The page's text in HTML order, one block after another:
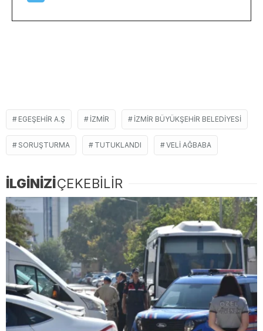
EGEŞEHIR A.Ş İZMIR İZMIR BÜYÜKŞEHIR BELEDIYESI
SORUŞTURMA TUTUKLANDI VELI AĞBABA
İLGİNİZİÇEKEBİLİR